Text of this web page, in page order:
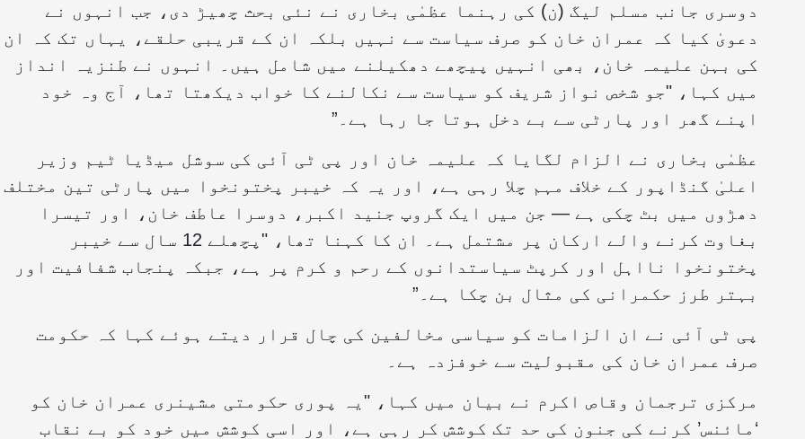
دوسری جانب مسلم لیگ (ن) کی رہنما عظمٰی بخاری نے نئی بحث چھیڑ دی، جب انہوں نے
دعویٰ کیا کہ عمران خان کو صرف سیاست سے نہیں بلکہ ان کے قریبی حلقے، یہاں تک کہ ان
کی بہن علیمہ خان، بھی انہیں پیچھے دھکیلنے میں شامل ہیں۔ انہوں نے طنزیہ انداز
میں کہا، "جو شخص نواز شریف کو سیاست سے نکالنے کا خواب دیکھتا تھا، آج وہ خود
اپنے گھر اور پارٹی سے بے دخل ہوتا جا رہا ہے۔”
عظمٰی بخاری نے الزام لگایا کہ علیمہ خان اور پی ٹی آئی کی سوشل میڈیا ٹیم وزیر
اعلیٰ گنڈاپور کے خلاف مہم چلا رہی ہے، اور یہ کہ خیبر پختونخوا میں پارٹی تین مختلف
دھڑوں میں بٹ چکی ہے — جن میں ایک گروپ جنید اکبر، دوسرا عاطف خان، اور تیسرا
بغاوت کرنے والے ارکان پر مشتمل ہے۔ ان کا کہنا تھا، "پچھلے 12 سال سے خیبر
پختونخوا نااہل اور کرپٹ سیاستدانوں کے رحم و کرم پر ہے، جبکہ پنجاب شفافیت اور
بہتر طرز حکمرانی کی مثال بن چکا ہے۔”
پی ٹی آئی نے ان الزامات کو سیاسی مخالفین کی چال قرار دیتے ہوئے کہا کہ حکومت
صرف عمران خان کی مقبولیت سے خوفزدہ ہے۔
مرکزی ترجمان وقاص اکرم نے بیان میں کہا، "یہ پوری حکومتی مشینری عمران خان کو
‘مائنس’ کرنے کی جنون کی حد تک کوشش کر رہی ہے، اور اسی کوشش میں خود کو بے نقاب